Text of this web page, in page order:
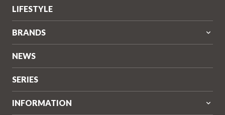
LIFESTYLE
BRANDS
NEWS
SERIES
INFORMATION